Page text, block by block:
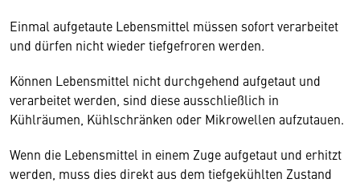
Einmal aufgetaute Lebensmittel müssen sofort verarbeitet
und dürfen nicht wieder tiefgefroren werden.
Können Lebensmittel nicht durchgehend aufgetaut und
verarbeitet werden, sind diese ausschließlich in
Kühlräumen, Kühlschränken oder Mikrowellen aufzutauen.
Wenn die Lebensmittel in einem Zuge aufgetaut und erhitzt
werden, muss dies direkt aus dem tiefgekühlten Zustand